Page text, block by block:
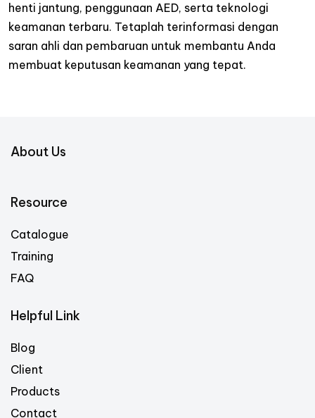
henti jantung, penggunaan AED, serta teknologi
keamanan terbaru. Tetaplah terinformasi dengan
saran ahli dan pembaruan untuk membantu Anda
membuat keputusan keamanan yang tepat.
About Us
Resource
Catalogue
Training
FAQ
Helpful Link
Blog
Client
Products
Contact